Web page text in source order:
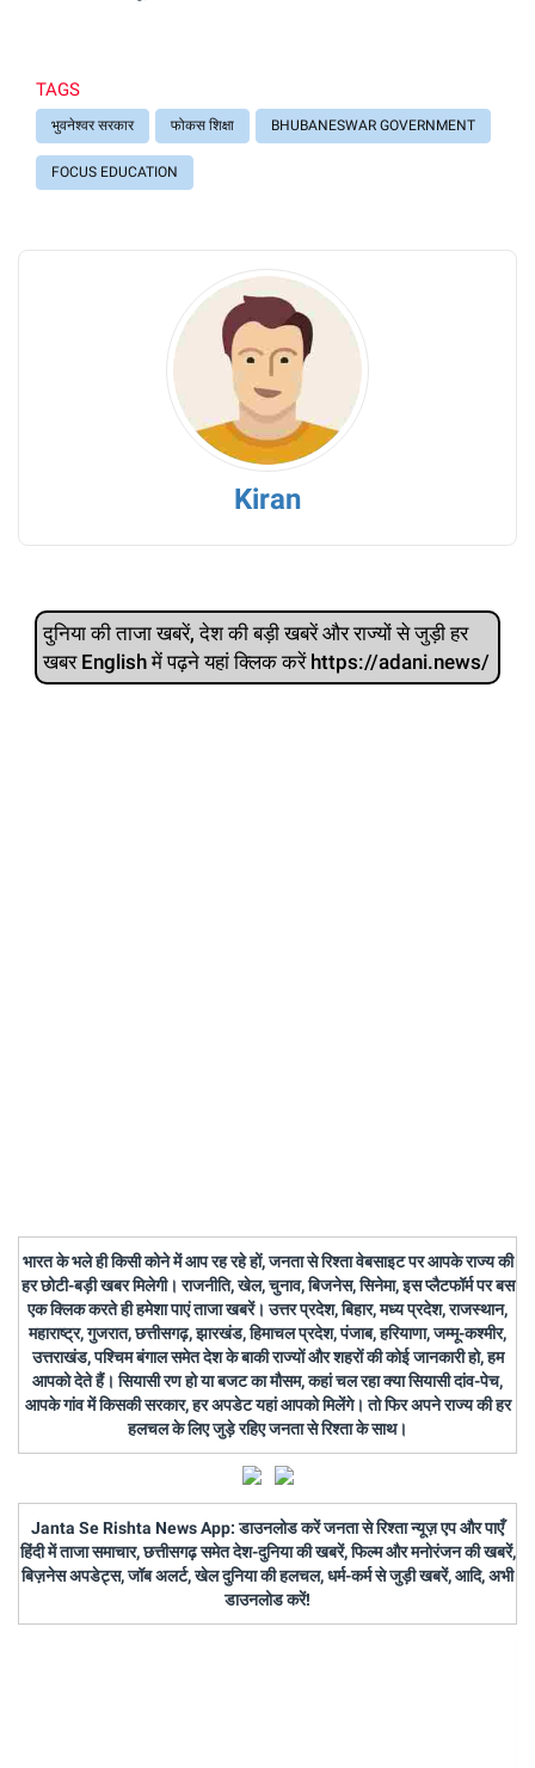
TAGS
भुवनेश्वर सरकार फोकस शिक्षा BHUBANESWAR GOVERNMENT
FOCUS EDUCATION
Kiran
दुनिया की ताजा खबरें, देश की बड़ी खबरें और राज्‍यों से जुड़ी हर
खबर English में पढ़ने यहां क्लिक करें https://adani.news/
भारत के भले ही किसी कोने में आप रह रहे हों, जनता से रिश्ता वेबसाइट पर आपके राज्य की
हर छोटी-बड़ी खबर मिलेगी। राजनीति, खेल, चुनाव, बिजनेस, सिनेमा, इस प्लैटफॉर्म पर बस
एक क्लिक करते ही हमेशा पाएं ताजा खबरें। उत्तर प्रदेश, बिहार, मध्य प्रदेश, राजस्थान,
महाराष्ट्र, गुजरात, छत्तीसगढ़, झारखंड, हिमाचल प्रदेश, पंजाब, हरियाणा, जम्मू-कश्मीर,
उत्तराखंड, पश्चिम बंगाल समेत देश के बाकी राज्यों और शहरों की कोई जानकारी हो, हम
आपको देते हैं। सियासी रण हो या बजट का मौसम, कहां चल रहा क्या सियासी दांव-पेच,
आपके गांव में किसकी सरकार, हर अपडेट यहां आपको मिलेंगे। तो फिर अपने राज्य की हर
हलचल के लिए जुड़े रहिए जनता से रिश्ता के साथ।
Janta Se Rishta News App: डाउनलोड करें जनता से रिश्ता न्यूज़ एप और पाएँ
हिंदी में ताजा समाचार, छत्तीसगढ़ समेत देश-दुनिया की खबरें, फिल्म और मनोरंजन की खबरें,
बिज़नेस अपडेट्स, जॉब अलर्ट, खेल दुनिया की हलचल, धर्म-कर्म से जुड़ी खबरें, आदि, अभी
डाउनलोड करें!